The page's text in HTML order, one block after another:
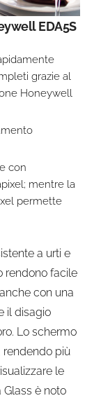
EDA5S
grazie al
Honeywell
con
mentre la
permette
a urti e
rendono facile
con una
il disagio
Lo schermo
rendendo più
le
Glass è noto